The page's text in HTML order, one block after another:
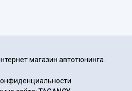
магазин автотюнинга.